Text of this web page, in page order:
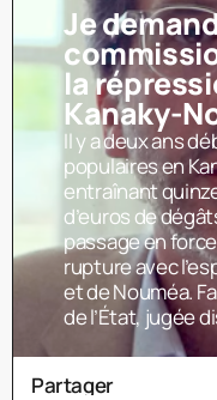
Je
la
Kanaky-
Il y a deux ans
populaires en
entraînant
d’euros de
passage en
rupture avec
et de Nouméa.
de l’État, jugée
Partager